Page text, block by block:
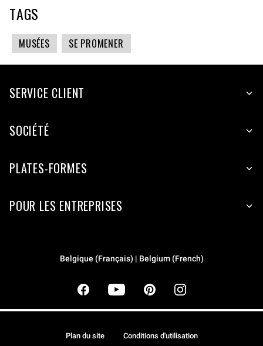
TAGS
MUSÉES SE PROMENER
SERVICE CLIENT
SOCIÉTÉ
PLATES-FORMES
POUR LES ENTREPRISES
Belgique (Français) | Belgium (French)
Plan du site Conditions d'utilisation